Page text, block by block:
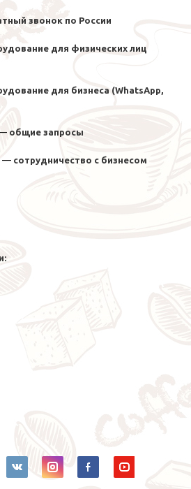
звонок по России
для физических лиц
для бизнеса (WhatsApp,
общие запросы
— сотрудничество с бизнесом